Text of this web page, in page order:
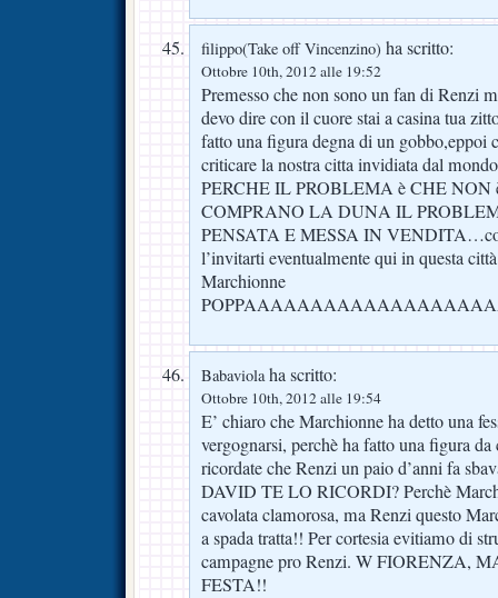
filippo(Take off Vincenzino) ha scritto:
Ottobre 10th, 2012 alle 19:52
Premesso che non sono un fan di Renzi
devo dire con il cuore stai a casina tua
fatto una figura degna di un gobbo,eppoi
criticare la nostra citta invidiata dal
PERCHE IL PROBLEMA è CHE
COMPRANO LA DUNA IL
PENSATA E MESSA IN
l’invitarti eventualmente qui in questa
Marchionne
Babaviolaha scritto:
Ottobre 10th, 2012 alle 19:54
E’ chiaro che Marchionne ha detto una
vergognarsi, perchè ha fatto una figura
ricordate che Renzi un paio d’anni fa
DAVID TE LO RICORDI? Perchè
cavolata clamorosa, ma Renzi questo
a spada tratta!! Per cortesia evitiamo di
campagne pro Renzi. W FIORENZA,
FESTA!!